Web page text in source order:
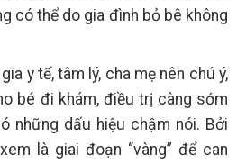
có thể do gia đình bỏ bê không
y tế, tâm lý, cha mẹ nên chú ý,
bé đi khám, điều trị càng sớm
những dấu hiệu chậm nói. Bởi
là giai đoạn “vàng” để can